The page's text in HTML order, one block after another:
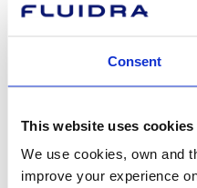
Consent
This website uses cookies
We use cookies, own and
improve your experience
Sobre Fluidra
Solucions Comercials